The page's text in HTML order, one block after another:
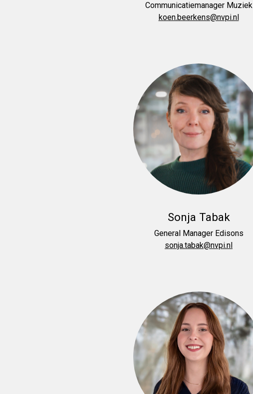
Communicatiemanager Muziek
koen.beerkens@nvpi.nl
Sonja Tabak
General Manager Edisons
sonja.tabak@nvpi.nl